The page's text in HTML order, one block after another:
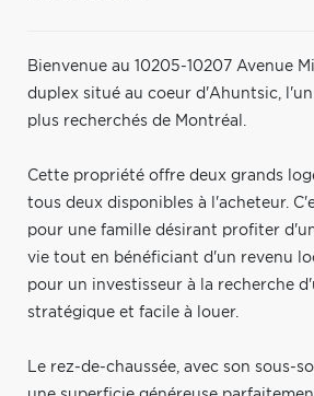
Bienvenue au 10205-10207 Avenue
duplex situé au coeur d'Ahuntsic,
plus recherchés de Montréal.
Cette propriété offre deux grands
tous deux disponibles à l'acheteur.
pour une famille désirant profiter
vie tout en bénéficiant d'un revenu
pour un investisseur à la recherche
stratégique et facile à louer.
Le rez-de-chaussée, avec son sous-